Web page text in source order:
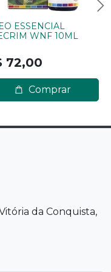
ESSENCIAL
WNF 10ML
72,00
Comprar
da Conquista,